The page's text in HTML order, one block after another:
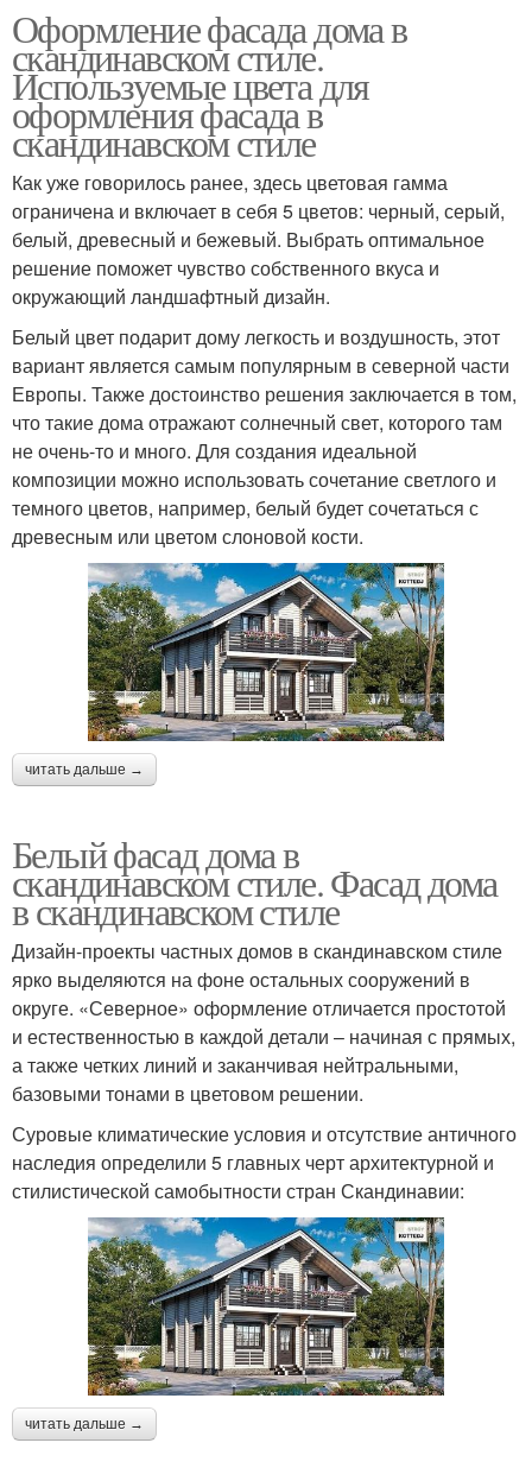
Оформление фасада дома в
скандинавском стиле.
Используемые цвета для
оформления фасада в
скандинавском стиле
Как уже говорилось ранее, здесь цветовая гамма
ограничена и включает в себя 5 цветов: черный, серый,
белый, древесный и бежевый. Выбрать оптимальное
решение поможет чувство собственного вкуса и
окружающий ландшафтный дизайн.
Белый цвет подарит дому легкость и воздушность, этот
вариант является самым популярным в северной части
Европы. Также достоинство решения заключается в том,
что такие дома отражают солнечный свет, которого там
не очень-то и много. Для создания идеальной
композиции можно использовать сочетание светлого и
темного цветов, например, белый будет сочетаться с
древесным или цветом слоновой кости.
читать дальше →
Белый фасад дома в
скандинавском стиле. Фасад дома
в скандинавском стиле
Дизайн-проекты частных домов в скандинавском стиле
ярко выделяются на фоне остальных сооружений в
округе. «Северное» оформление отличается простотой
и естественностью в каждой детали – начиная с прямых,
а также четких линий и заканчивая нейтральными,
базовыми тонами в цветовом решении.
Суровые климатические условия и отсутствие античного
наследия определили 5 главных черт архитектурной и
стилистической самобытности стран Скандинавии:
читать дальше →